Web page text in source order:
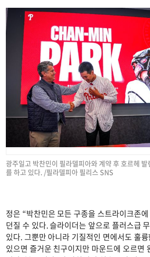
광주일고 박찬민이 필라델피아와 계약 후 호르헤
를 하고 있다. /필라델피아 필리스 SNS
정은 “박찬민은 모든 구종을 스트라이크존
던질 수 있다. 슬라이더는 앞으로 플러스급
있다. 그뿐만 아니라 기질적인 면에서도 훌
있으면 즐거운 친구이지만 마운드에 오르면